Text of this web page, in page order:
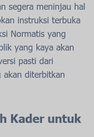
segera meninjau hal
instruksi terbuka
Normatis yang
yang kaya akan
pasti dari
akan diterbitkan
Kader untuk